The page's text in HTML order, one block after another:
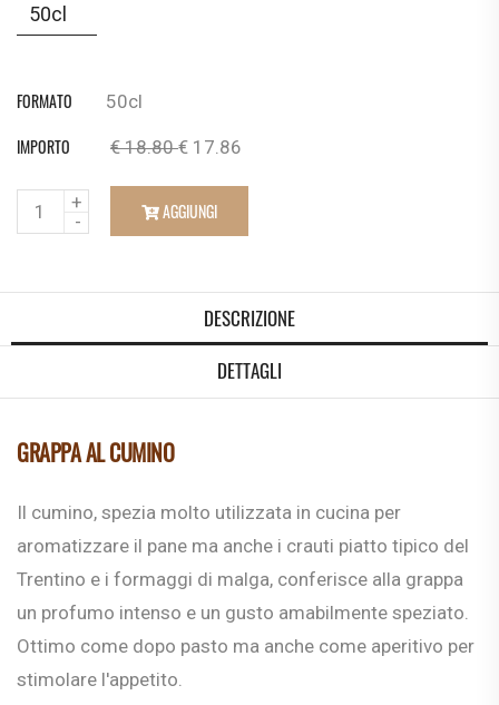
50cl
FORMATO 50cl
IMPORTO € 18.80€ 17.86
u
t
t
à
AGGIUNGI
DESCRIZIONE
DETTAGLI
GRAPPA AL CUMINO
Il cumino, spezia molto utilizzata in cucina per
aromatizzare il pane ma anche i crauti piatto tipico del
Trentino e i formaggi di malga, conferisce alla grappa
un profumo intenso e un gusto amabilmente speziato.
Ottimo come dopo pasto ma anche come aperitivo per
stimolare l'appetito.